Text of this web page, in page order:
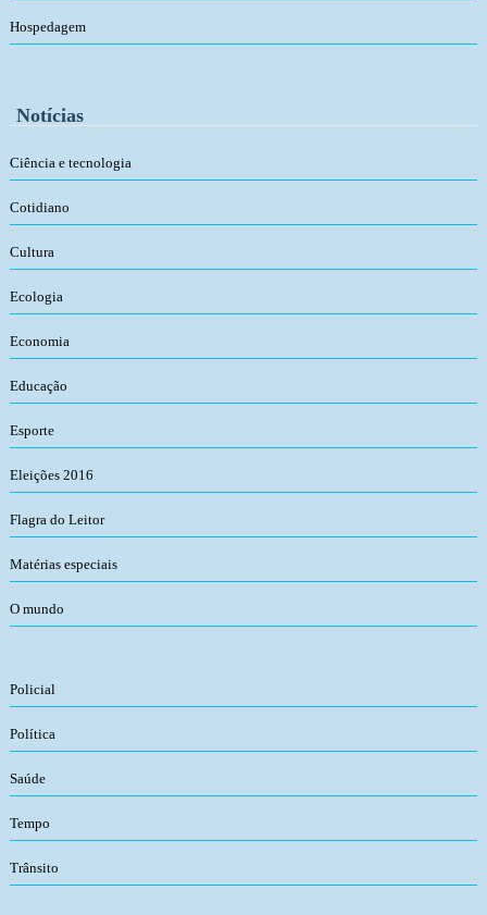
Hospedagem
Notícias
Ciência e tecnologia
Cotidiano
Cultura
Ecologia
Economia
Educação
Esporte
Eleições 2016
Flagra do Leitor
Matérias especiais
O mundo
Policial
Política
Saúde
Tempo
Trânsito